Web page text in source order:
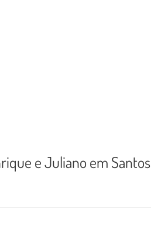
e Juliano em Santos